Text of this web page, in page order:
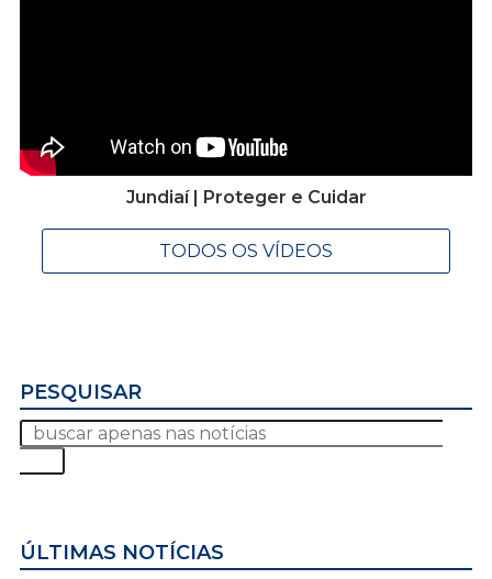
Jundiaí | Proteger e Cuidar
TODOS OS VÍDEOS
PESQUISAR
ÚLTIMAS NOTÍCIAS